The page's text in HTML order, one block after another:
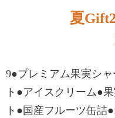
夏
9●プレミアム果実シ
ト●アイスクリーム●
ト●国産フルーツ缶詰